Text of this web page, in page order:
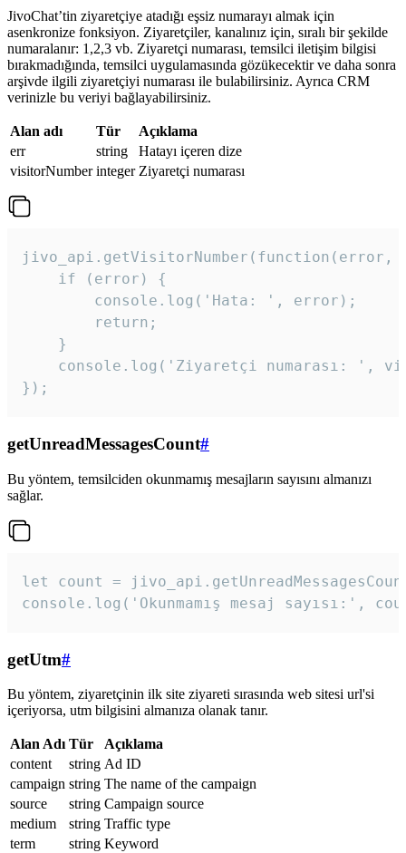
JivoChat’tin ziyaretçiye atadığı eşsiz numarayı almak için
asenkronize fonksiyon. Ziyaretçiler, kanalınız için, sıralı bir şekilde
numaralanır: 1,2,3 vb. Ziyaretçi numarası, temsilci iletişim bilgisi
bırakmadığında, temsilci uygulamasında gözükecektir ve daha sonra
arşivde ilgili ziyaretçiyi numarası ile bulabilirsiniz. Ayrıca CRM
verinizle bu veriyi bağlayabilirsiniz.
Alan adı Tür
Açıklama
err
string
Hatayı içeren dize
visitorNumber integer Ziyaretçi numarası
jivo_api.getVisitorNumber(function(error,
    if (error) {
        console.log('Hata: ', error);
        return;
    }
console.log('Ziyaretçi numarası: ',
});
getUnreadMessagesCount#
Bu yöntem, temsilciden okunmamış mesajların sayısını almanızı
sağlar.
let count =
console.log('Okunmamış mesaj sayısı:',
getUtm#
Bu yöntem, ziyaretçinin ilk site ziyareti sırasında web sitesi url'si
içeriyorsa, utm bilgisini almanıza olanak tanır.
Alan Adı Tür
Açıklama
content
string Ad ID
campaign string The name of the campaign
source
string Campaign source
medium
string Traffic type
term
string Keyword